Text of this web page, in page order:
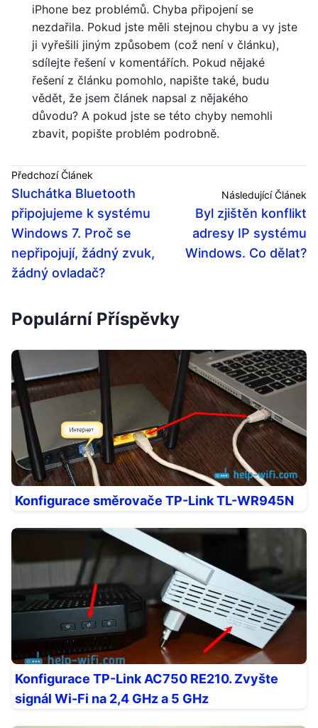
iPhone bez problémů. Chyba připojení se
nezdařila. Pokud jste měli stejnou chybu a vy jste
ji vyřešili jiným způsobem (což není v článku),
sdílejte řešení v komentářích. Pokud nějaké
řešení z článku pomohlo, napište také, budu
vědět, že jsem článek napsal z nějakého
důvodu? A pokud jste se této chyby nemohli
zbavit, popište problém podrobně.
Předchozí Článek
Sluchátka Bluetooth
připojujeme k systému
Windows 7. Proč se
nepřipojují, žádný zvuk,
žádný ovladač?
Následující Článek
Byl zjištěn konflikt
adresy IP systému
Windows. Co dělat?
Populární Příspěvky
Konfigurace směrovače TP-Link TL-WR945N
Konfigurace TP-Link AC750 RE210. Zvyšte
signál Wi-Fi na 2,4 GHz a 5 GHz